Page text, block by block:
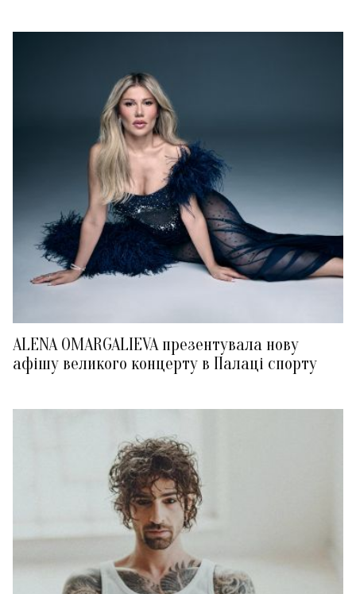
ALENA OMARGALIEVA презентувала нову
афішу великого концерту в Палаці спорту